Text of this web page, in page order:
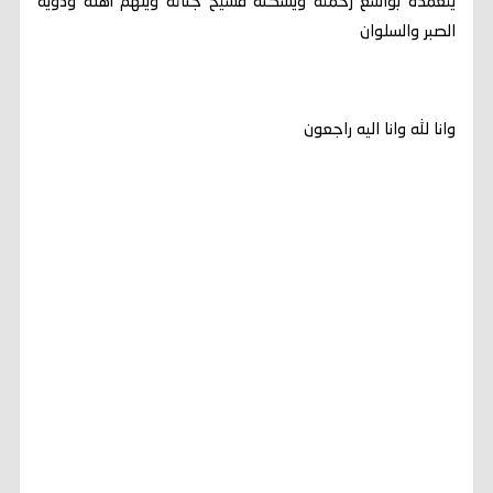
الصبر والسلوان
وانا لله وانا اليه راجعون